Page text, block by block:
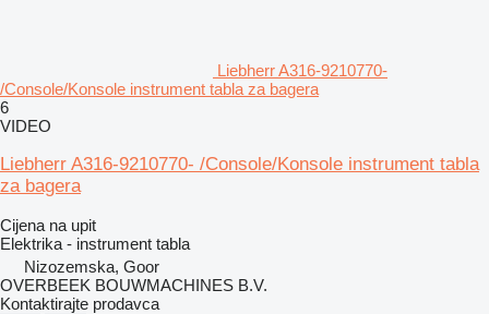
Liebherr A316-9210770-
/Console/Konsole instrument tabla za bagera
6
VIDEO
Liebherr A316-9210770- /Console/Konsole instrument tabla
za bagera
Cijena na upit
Elektrika - instrument tabla
Nizozemska, Goor
OVERBEEK BOUWMACHINES B.V.
Kontaktirajte prodavca